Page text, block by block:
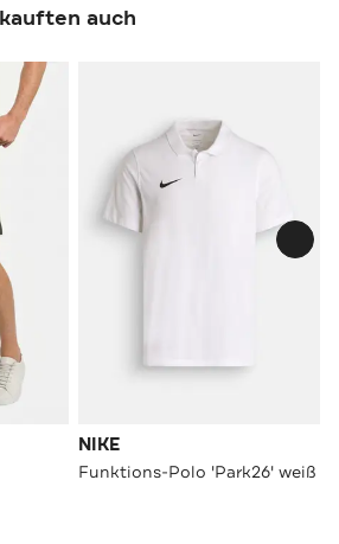
auch
NIKE
Funktions-Polo 'Park26' weiß